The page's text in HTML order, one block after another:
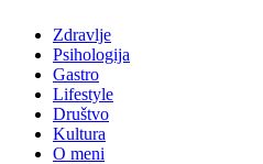
Zdravlje
Psihologija
Gastro
Lifestyle
Društvo
Kultura
O meni